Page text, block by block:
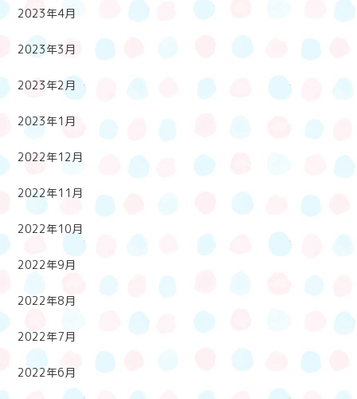
2023年4月
2023年3月
2023年2月
2023年1月
2022年12月
2022年11月
2022年10月
2022年9月
2022年8月
2022年7月
2022年6月